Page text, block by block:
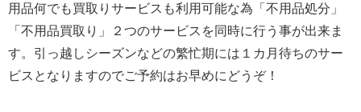
用品何でも買取りサービスも利用可能な為「不用品処分」
「不用品買取り」２つのサービスを同時に行う事が出来ま
す。引っ越しシーズンなどの繁忙期には１カ月待ちのサー
ビスとなりますのでご予約はお早めにどうぞ！